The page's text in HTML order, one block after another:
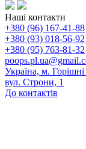
Наші контакти
+380 (96) 167-41-88
+380 (93) 018-56-92
+380 (95) 763-81-32
Україна, м.
вул. Строни, 1
До контактів